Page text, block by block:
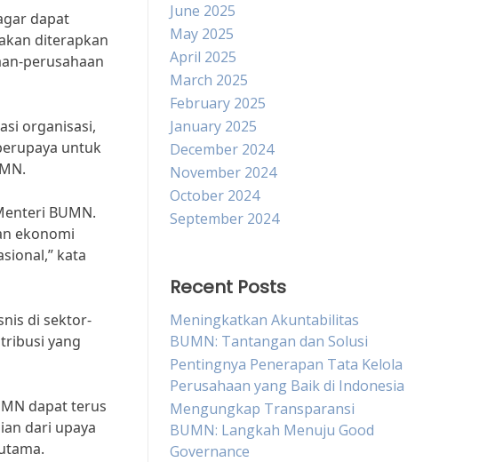
dapat
diterapkan
perusahaan
organisasi,
untuk
BUMN.
ekonomi
kata
di sektor-
yang
dapat terus
dari upaya
June 2025
May 2025
April 2025
March 2025
February 2025
January 2025
December 2024
November 2024
October 2024
September 2024
Recent Posts
Meningkatkan Akuntabilitas
BUMN: Tantangan dan Solusi
Pentingnya Penerapan Tata Kelola
Perusahaan yang Baik di Indonesia
Mengungkap Transparansi
BUMN: Langkah Menuju Good
Governance